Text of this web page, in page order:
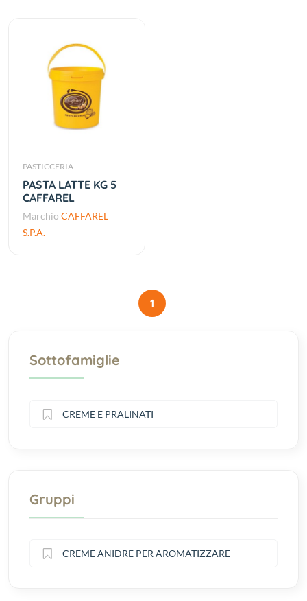
PASTICCERIA
PASTA LATTE KG 5
CAFFAREL
Marchio CAFFAREL
S.P.A.
1
Sottofamiglie
CREME E PRALINATI
Gruppi
CREME ANIDRE PER AROMATIZZARE